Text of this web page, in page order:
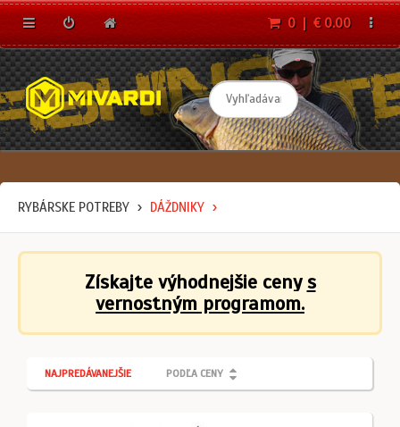
0 | € 0.00
RYBÁRSKE POTREBY DÁŽDNIKY
Získajte výhodnejšie cenys
vernostným programom.
NAJPREDÁVANEJŠIE PODĽA CENY